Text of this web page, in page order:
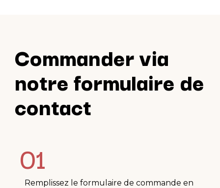
Commander via
notre formulaire de
contact
01
Remplissez le formulaire de commande en